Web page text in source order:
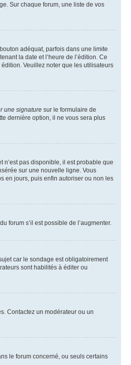
Sur chaque forum, une liste de vos
adéquat, parfois dans une limite
la date et l’heure de l’édition. Ce
Veuillez noter que les utilisateurs
une signature sur le formulaire de
dernière option, il ne vous sera plus
n’est pas disponible, il est probable que
sur une nouvelle ligne. Vous
en jours, puis enfin autoriser ou non les
forum s’il est possible de l’augmenter.
car le sondage est obligatoirement
sont habilités à éditer ou
Contactez un modérateur ou un
le forum concerné, ou seuls certains